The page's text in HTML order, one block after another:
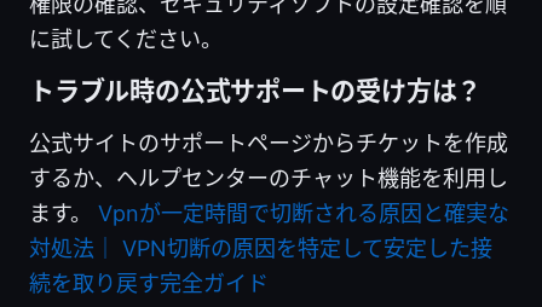
に試してください。
トラブル時の公式サポートの受け方は？
公式サイトのサポートページからチケットを作成
するか、ヘルプセンターのチャット機能を利用し
ます。 Vpnが一定時間で切断される原因と確実な
対処法｜ VPN切断の原因を特定して安定した接
続を取り戻す完全ガイド